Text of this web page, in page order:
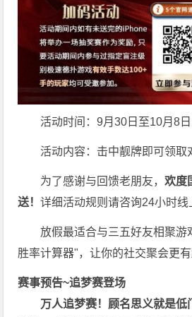
活动时间：9月30日至10月8日
活动内容：击中靓牌即可领取
为了感谢与回馈老朋友，欢度
送！详细活动规则请咨询24小时线
放假最适合与三五好友相聚
胜率计算器"，让你的社交聚会更
赛事预告~追梦赛登场
万人追梦赛！顾名思义就是低